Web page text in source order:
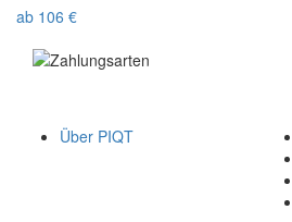
ab 106 €
Über PIQT